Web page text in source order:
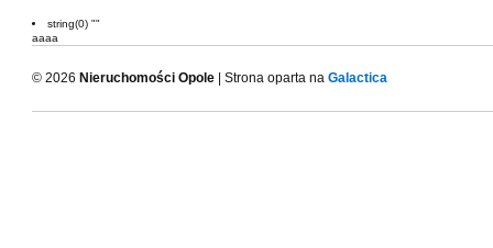
string(0) ""
aaaa
© 2026 Nieruchomości Opole | Strona oparta na Galactica